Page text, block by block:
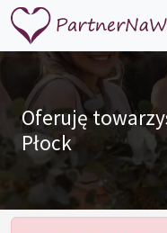
Oferuję
Płock